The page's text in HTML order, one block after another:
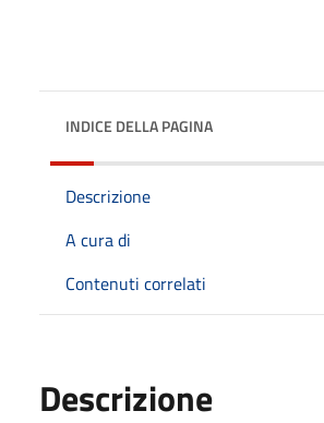
INDICE DELLA PAGINA
Descrizione
A cura di
Contenuti correlati
Descrizione